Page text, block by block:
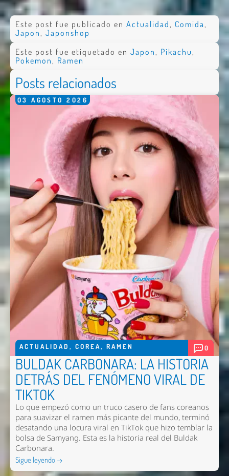
Este post fue publicado en Actualidad, Comida,
Japon, Japonshop
Este post fue etiquetado en Japon , Pikachu ,
Pokemon , Ramen
Posts relacionados
03 AGOSTO 2026
ACTUALIDAD , COREA, RAMEN 0
BULDAK CARBONARA: LA HISTORIA
DETRÁS DEL FENÓMENO VIRAL DE
TIKTOK
Lo que empezó como un truco casero de fans coreanos
para suavizar el ramen más picante del mundo, terminó
desatando una locura viral en TikTok que hizo temblar la
bolsa de Samyang. Esta es la historia real del Buldak
Carbonara.
Sigue leyendo →